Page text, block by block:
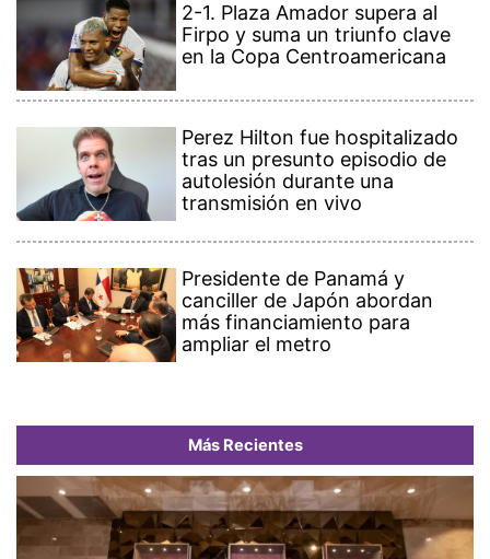
2-1. Plaza Amador supera al
Firpo y suma un triunfo clave
en la Copa Centroamericana
Perez Hilton fue hospitalizado
tras un presunto episodio de
autolesión durante una
transmisión en vivo
Presidente de Panamá y
canciller de Japón abordan
más financiamiento para
ampliar el metro
Más Recientes